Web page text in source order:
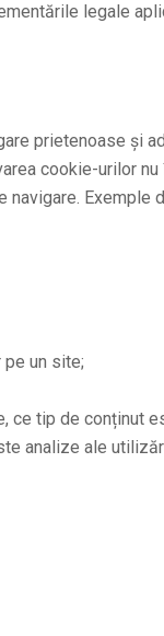
legale
prietenoase și
cookie-urilor
un site;
ce tip de conținut
analize ale